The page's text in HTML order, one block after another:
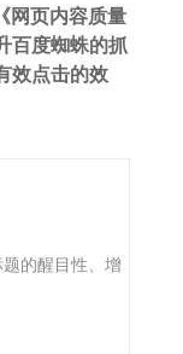
网页内容质量
百度蜘蛛的抓
效点击的效
的醒目性、增